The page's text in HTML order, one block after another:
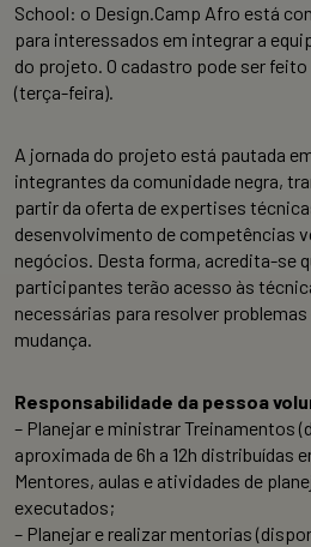
School: o Design.Camp Afro está
para interessados em integrar a
do projeto. O cadastro pode ser feito
(terça-feira).
A jornada do projeto está pautada
integrantes da comunidade negra,
partir da oferta de expertises
desenvolvimento de competências
negócios. Desta forma, acredita-se
participantes terão acesso às
necessárias para resolver
mudança.
Responsabilidade da pessoa
– Planejar e ministrar Treinamentos
aproximada de 6h a 12h distribuídas
Mentores, aulas e atividades de
executados;
– Planejar e realizar mentorias